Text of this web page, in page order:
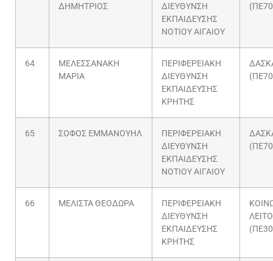
ΔΗΜΗΤΡΙΟΣ
ΔΙΕΥΘΥΝΣΗ
ΕΚΠΑΙΔΕΥΣΗΣ
ΝΟΤΙΟΥ ΑΙΓΑΙΟΥ
64
ΜΕΛΕΣΣΑΝΑΚΗ
ΜΑΡΙΑ
ΠΕΡΙΦΕΡΕΙΑΚΗ
ΔΙΕΥΘΥΝΣΗ
ΕΚΠΑΙΔΕΥΣΗΣ
ΚΡΗΤΗΣ
65 ΣΟΦΟΣ ΕΜΜΑΝΟΥΗΛ
ΠΕΡΙΦΕΡΕΙΑΚΗ
ΔΙΕΥΘΥΝΣΗ
ΕΚΠΑΙΔΕΥΣΗΣ
ΝΟΤΙΟΥ ΑΙΓΑΙΟΥ
66 ΜΕΛΙΣΤΑ ΘΕΟΔΩΡΑ
ΠΕΡΙΦΕΡΕΙΑΚΗ
ΔΙΕΥΘΥΝΣΗ
ΕΚΠΑΙΔΕΥΣΗΣ
ΚΡΗΤΗΣ